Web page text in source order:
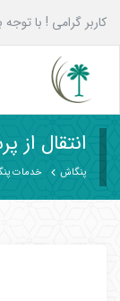
کاربر گرامی ! با
به همه عزیزان تا پایان شهریور با 20
انتقال از
پنگاش خدمات